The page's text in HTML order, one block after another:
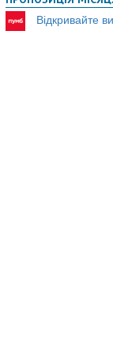
Відкривайте